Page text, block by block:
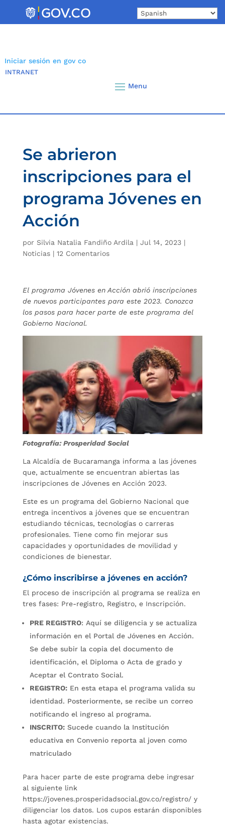
Iniciar sesión en gov co
INTRANET
Se abrieron
inscripciones para el
programa Jóvenes en
Acción
por Silvia Natalia Fandiño Ardila | Jul 14, 2023|
Noticias| 12 Comentarios
El programa Jóvenes en Acción abrió inscripciones
de nuevos participantes para este 2023. Conozca
los pasos para hacer parte de este programa del
Gobierno Nacional.
Fotografía: Prosperidad Social
La Alcaldía de Bucaramanga informa a las jóvenes
que, actualmente se encuentran abiertas las
inscripciones de Jóvenes en Acción 2023.
Este es un programa del Gobierno Nacional que
entrega incentivos a jóvenes que se encuentran
estudiando técnicas, tecnologías o carreras
profesionales. Tiene como fin mejorar sus
capacidades y oportunidades de movilidad y
condiciones de bienestar.
¿Cómo inscribirse a jóvenes en acción?
El proceso de inscripción al programa se realiza en
tres fases: Pre-registro, Registro, e Inscripción.
PRE REGISTRO: Aquí se diligencia y se actualiza
información en el Portal de Jóvenes en Acción.
Se debe subir la copia del documento de
identificación, el Diploma o Acta de grado y
Aceptar el Contrato Social.
REGISTRO:En esta etapa el programa valida su
identidad. Posteriormente, se recibe un correo
notificando el ingreso al programa.
INSCRITO:Sucede cuando la Institución
educativa en Convenio reporta al joven como
matriculado
Para hacer parte de este programa debe ingresar
al siguiente link
https://jovenes.prosperidadsocial.gov.co/registro/ y
diligenciar los datos. Los cupos estarán disponibles
hasta agotar existencias.